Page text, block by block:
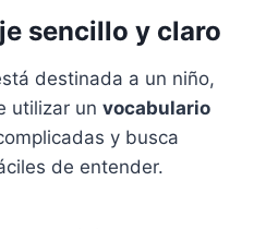
sencillo y claro
destinada a un niño,
utilizar un vocabulario
y busca
de entender.